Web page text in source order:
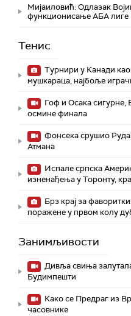
Мијаиловић: Одлазак
функционисање АБА лиге
Тенис
Турнири у Канади као
мушкараца, најбоље
Гоф и Осака
осмине финала
Фонсека срушио
Атмана
Испале српска
изненађења у Торонту,
Брз крај за
поражене у првом колу
Занимљивости
Дивља свиња
Будимпешти
Како се Предраг из
часовнике